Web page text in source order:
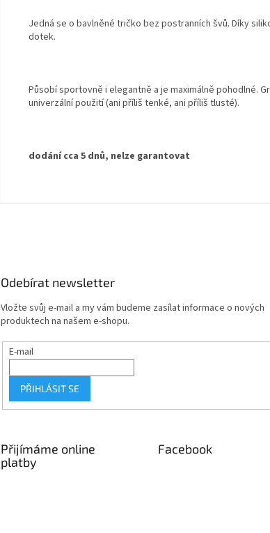
Jedná se o bavlněné tričko bez postranních švů. Díky
dotek.
Působí sportovně i elegantně a je maximálně pohodlné.
univerzální použití (ani příliš tenké, ani příliš tlusté).
dodání cca 5 dnů, nelze garantovat
Odebírat newsletter
Vložte svůj e-mail a my vám budeme zasílat informace o nových
produktech na našem e-shopu.
E-mail
PŘIHLÁSIT SE
Přijímáme online
platby
Facebook